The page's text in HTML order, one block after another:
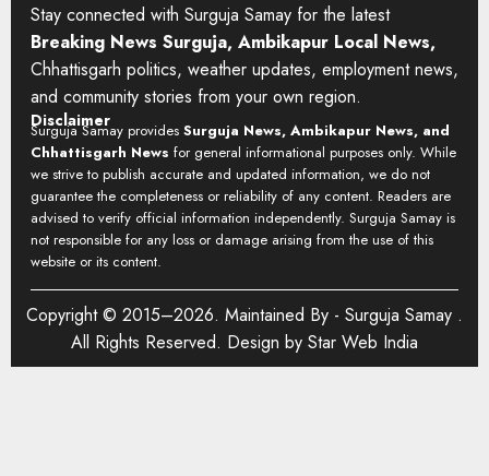
Stay connected with Surguja Samay for the latest
Breaking News Surguja, Ambikapur Local News,
Chhattisgarh politics, weather updates, employment news,
and community stories from your own region.
Disclaimer
Surguja Samay provides Surguja News, Ambikapur News, and
Chhattisgarh News for general informational purposes only. While
we strive to publish accurate and updated information, we do not
guarantee the completeness or reliability of any content. Readers are
advised to verify official information independently. Surguja Samay is
not responsible for any loss or damage arising from the use of this
website or its content.
Copyright © 2015–2026. Maintained By - Surguja Samay .
All Rights Reserved. Design by Star Web India